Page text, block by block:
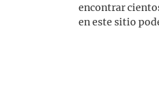
encontrar
en este sitio